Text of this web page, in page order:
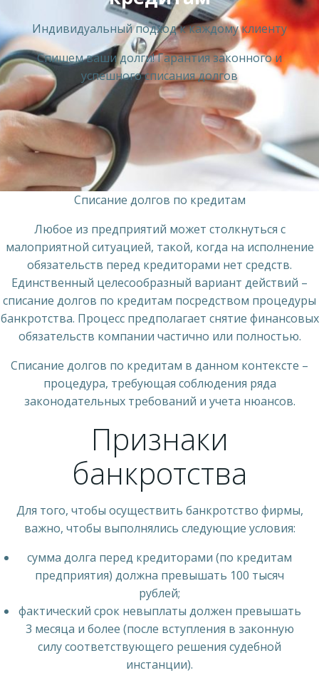
Индивидуальный подход к каждому клиенту
Спишем ваши долги! Гарантия законного и
успешного списания долгов
Списание долгов по кредитам
Любое из предприятий может столкнуться с
малоприятной ситуацией, такой, когда на исполнение
обязательств перед кредиторами нет средств.
Единственный целесообразный вариант действий –
списание долгов по кредитам посредством процедуры
банкротства. Процесс предполагает снятие финансовых
обязательств компании частично или полностью.
Списание долгов по кредитам в данном контексте –
процедура, требующая соблюдения ряда
законодательных требований и учета нюансов.
Признаки
банкротства
Для того, чтобы осуществить банкротство фирмы,
важно, чтобы выполнялись следующие условия:
сумма долга перед кредиторами (по кредитам
предприятия) должна превышать 100 тысяч
рублей;
фактический срок невыплаты должен превышать
3 месяца и более (после вступления в законную
силу соответствующего решения судебной
инстанции).